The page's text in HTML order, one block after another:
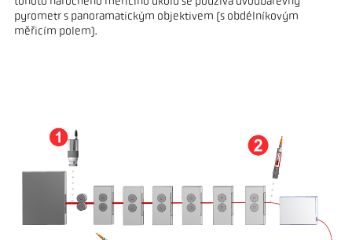
pyrometr s panoramatickým objektivem (s obdélníkovým
měřicím polem).